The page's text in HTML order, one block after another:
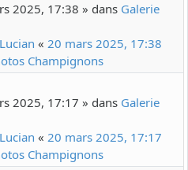
2025, 17:38 » dans Galerie
Lucian « 20 mars 2025, 17:38
Champignons
2025, 17:17 » dans Galerie
Lucian « 20 mars 2025, 17:17
Champignons